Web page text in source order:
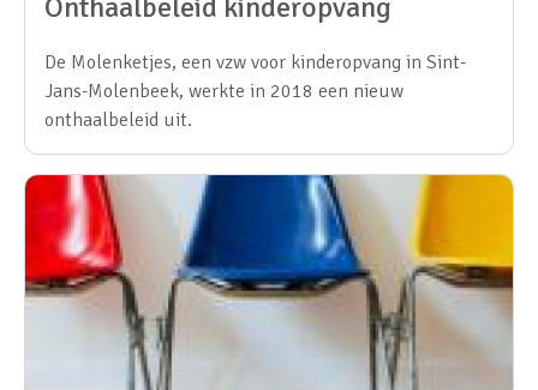
De Molenketjes, een vzw voor kinderopvang in Sint-
Jans-Molenbeek, werkte in 2018 een nieuw
onthaalbeleid uit.